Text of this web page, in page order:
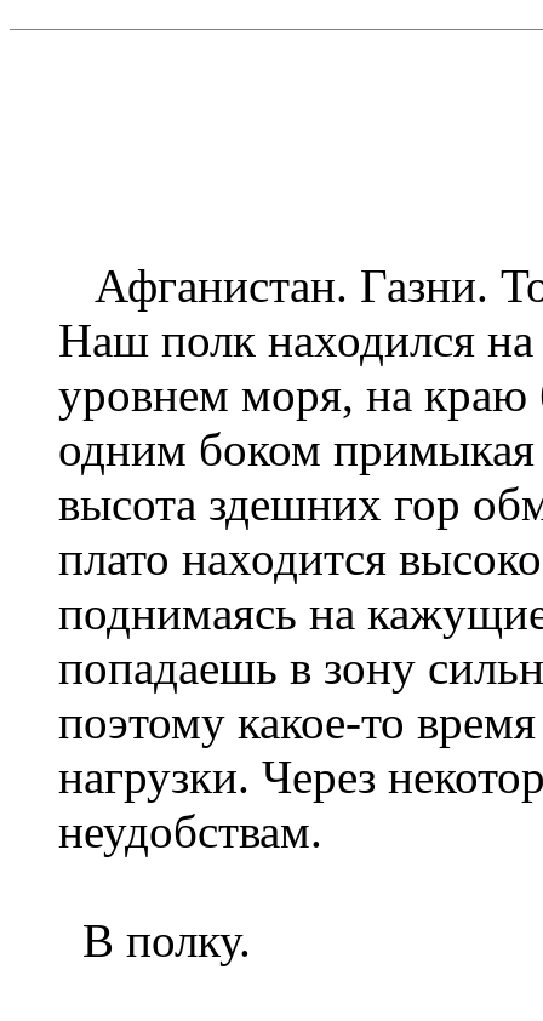
Афганистан. Газни.
Наш полк находился
уровнем моря, на
одним боком примыкая
высота здешних гор
плато находится
поднимаясь на
попадаешь в зону
поэтому какое-то
нагрузки. Через
неудобствам.
В полку.